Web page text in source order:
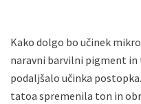
Kako dolgo bo učinek
naravni barvilni pigment
podaljšalo učinka
tatoa spremenila ton in